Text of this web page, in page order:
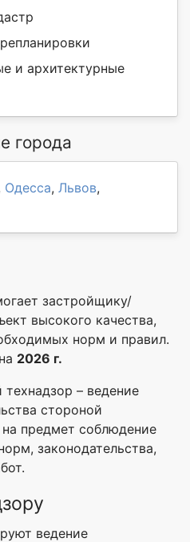
и архитектурные
города
Одесса, Львов,
застройщику/
высокого качества,
норм и правил.
2026 г.
– ведение
стороной
предмет соблюдение
законодательства,
ведение